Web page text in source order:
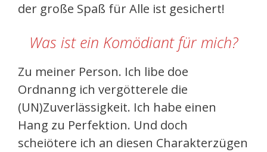
der große Spaß für Alle ist gesichert!
Was ist ein Komödiant für mich?
Zu meiner Person. Ich libe doe
Ordnanng ich vergötterele die
(UN)Zuverlässigkeit. Ich habe einen
Hang zu Perfektion. Und doch
scheiötere ich an diesen Charakterzügen